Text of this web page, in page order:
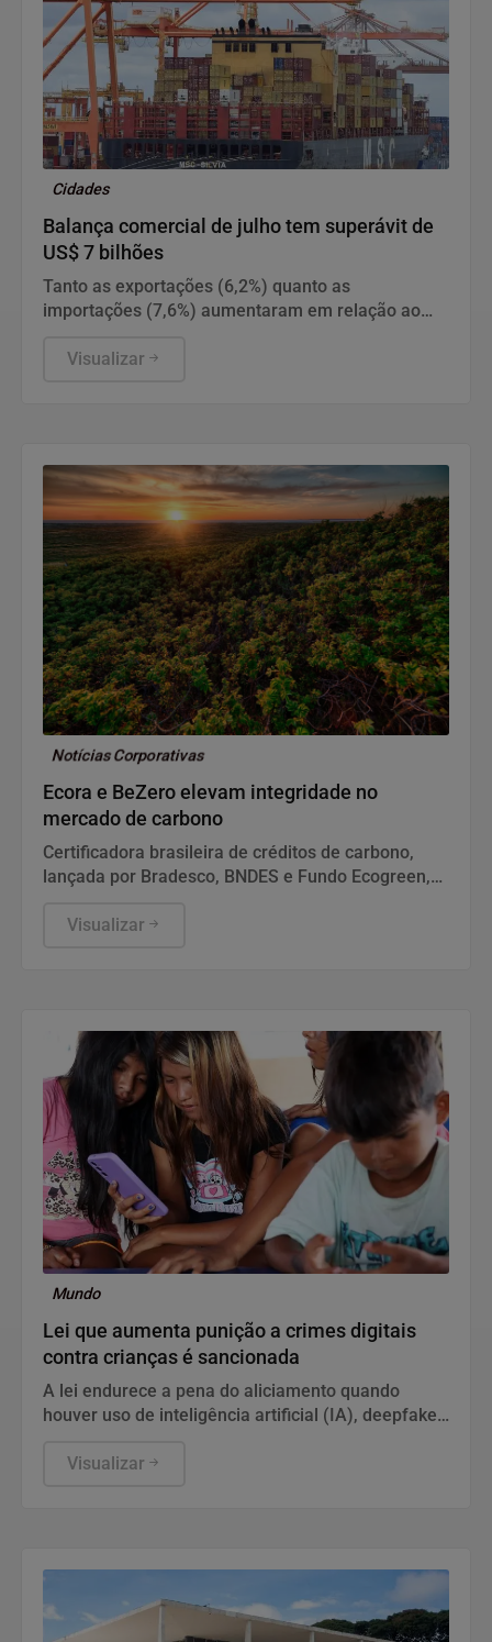
Cidades
Balança comercial de julho tem superávit de
US$ 7 bilhões
Tanto as exportações (6,2%) quanto as
importações (7,6%) aumentaram em relação ao
Visualizar
Notícias Corporativas
Ecora e BeZero elevam integridade no
mercado de carbono
Certificadora brasileira de créditos de carbono,
lançada por Bradesco, BNDES e Fundo Ecogreen,
especializada em ratings de carbono.
Visualizar
Mundo
Lei que aumenta punição a crimes digitais
contra crianças é sancionada
A lei endurece a pena do aliciamento quando
houver uso de inteligência artificial (IA), deepfake,
aproveitamento de relação de confiança.
Visualizar